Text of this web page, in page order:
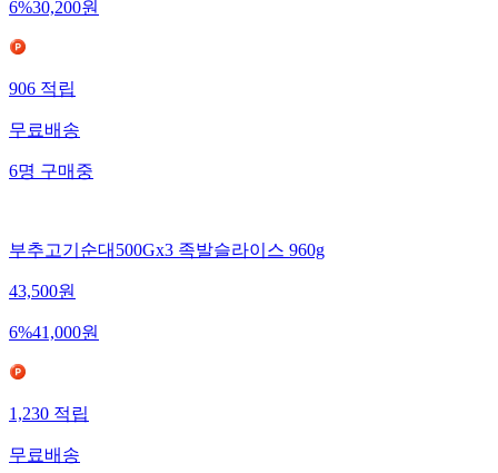
6%30,200원
906적립
무료배송
6명구매중
부추고기순대500Gx3 족발슬라이스 960g
43,500원
6%41,000원
1,230적립
무료배송